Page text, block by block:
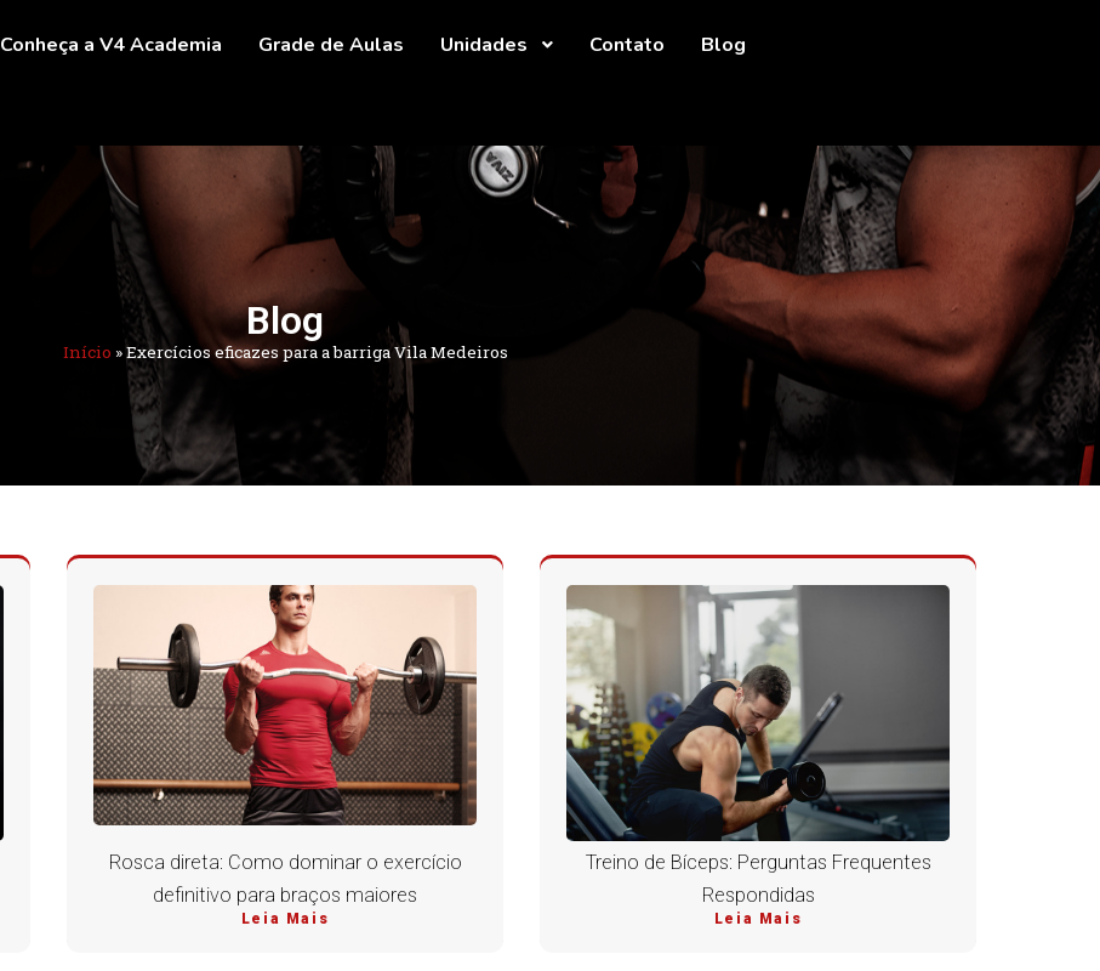
Conheça a V4 Academia Grade de Aulas Unidades Contato Blog
Blog
Início »Exercícios eficazes para a barriga Vila Medeiros
Rosca direta: Como dominar o exercício
definitivo para braços maiores
Leia Mais
Treino de Bíceps: Perguntas Frequentes
Respondidas
Leia Mais